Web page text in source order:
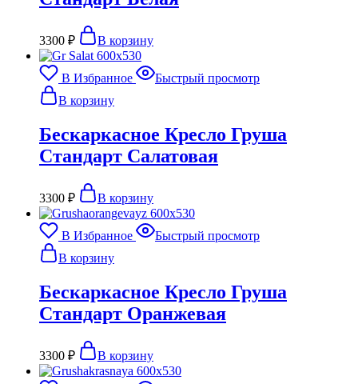
3300 ₽ В корзину
В Избранное
Быстрый просмотр
В корзину
Бескаркасное Кресло Груша
Стандарт Салатовая
3300 ₽ В корзину
В Избранное
Быстрый просмотр
В корзину
Бескаркасное Кресло Груша
Стандарт Оранжевая
3300 ₽ В корзину